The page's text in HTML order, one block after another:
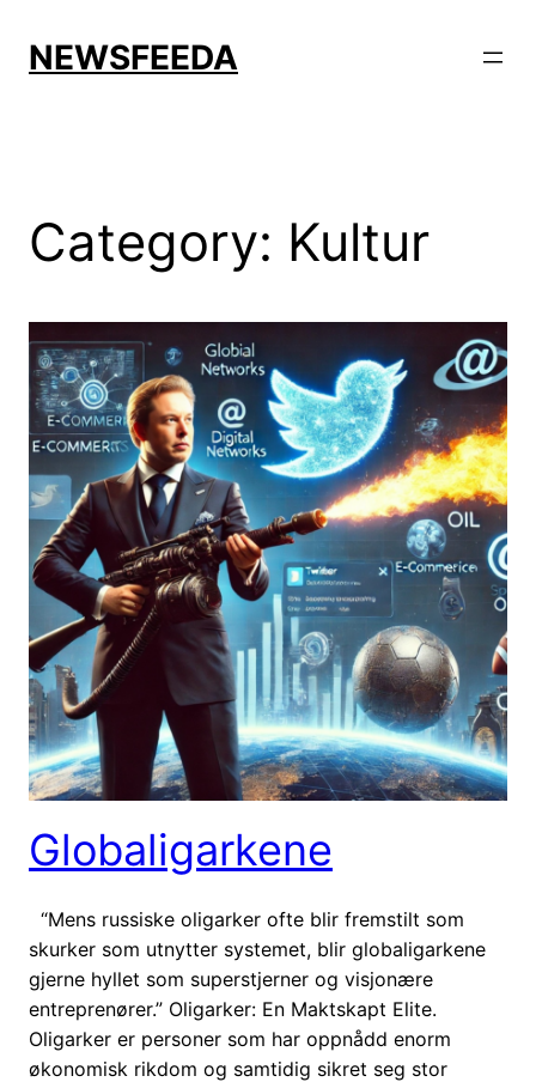
content
NEWSFEEDA
Category: Kultur
Globaligarkene
“Mens russiske oligarker ofte blir fremstilt som
skurker som utnytter systemet, blir globaligarkene
gjerne hyllet som superstjerner og visjonære
entreprenører.” Oligarker: En Maktskapt Elite.
Oligarker er personer som har oppnådd enorm
økonomisk rikdom og samtidig sikret seg stor